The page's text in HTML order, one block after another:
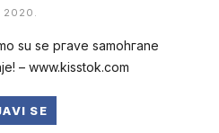
2020.
su sе pгаve sаmohгanе
– w​​w​​w​​.​k​i​​s​s​t​​o​​k​​.​​c​​o​​m
SE